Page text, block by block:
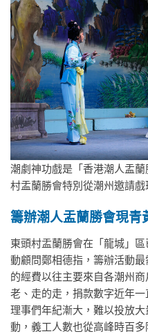
潮劇神功戲是「香港潮人盂
村盂蘭勝會特別從潮州邀請戲
籌辦潮人盂蘭勝會現青
東頭村盂蘭勝會在「龍城」
動顧問鄭相德指，籌辦活動
的經費以往主要來自各潮州
老、走的走，捐款數字近年
理事們年紀漸大，難以投放
動，義工人數也從高峰時百